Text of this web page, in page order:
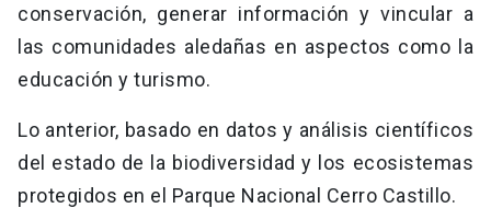
conservación, generar información y vincular a
las comunidades aledañas en aspectos como la
educación y turismo.
Lo anterior, basado en datos y análisis científicos
del estado de la biodiversidad y los ecosistemas
protegidos en el Parque Nacional Cerro Castillo.